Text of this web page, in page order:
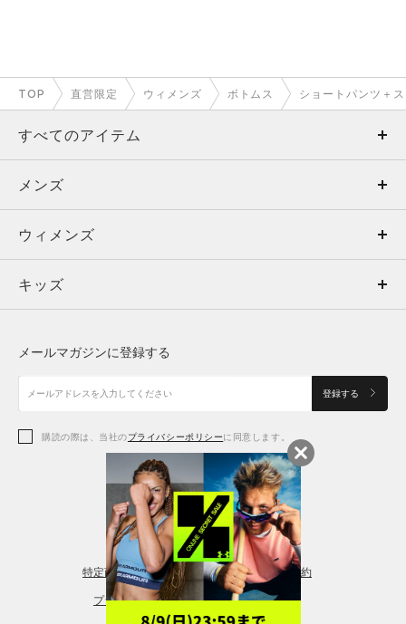
TOP 直営限定 ウィメンズ ボトムス ショートパンツ＋
すべてのアイテム
メンズ
ウィメンズ
キッズ
アクセサリー
メンズ
トップス
ボトムス
アクセサリー
ウィメンズ
トップス
シューズ
アクセサリー
レギンス＆タイツ
キッズ
シューズ
メールマガジンに登録する
登録する
購読の際は、当社のプライバシーポリシーに同意します。
特定商取引法に基づく通販の表記 会員規約
プライバシーポリシー